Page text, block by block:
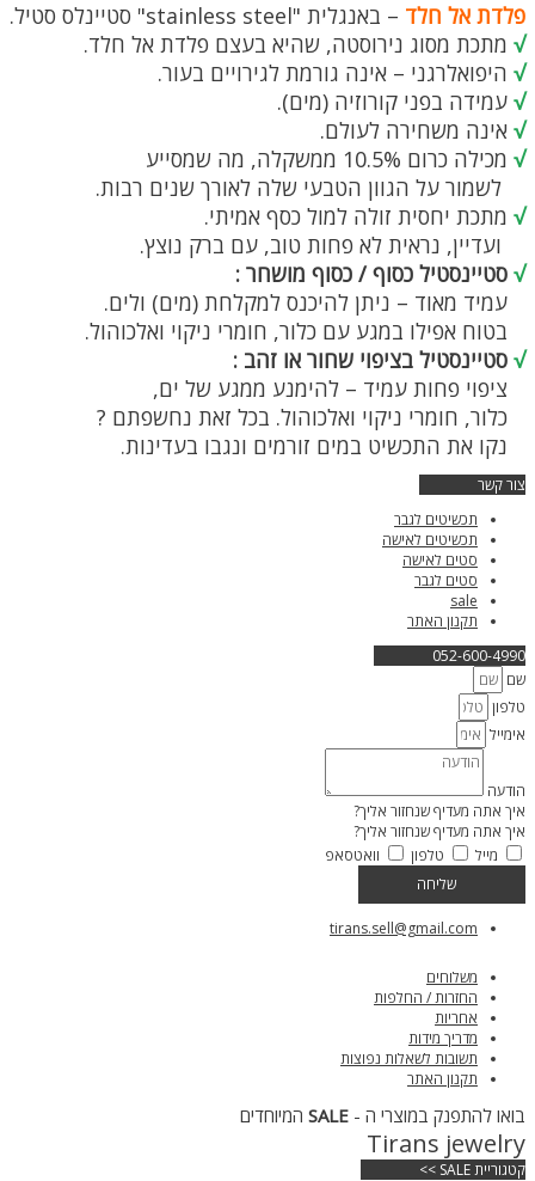
פלדת אל חלד – באנגלית "stainless steel" סטיינלס סטיל.
√ מתכת מסוג נירוסטה, שהיא בעצם פלדת אל חלד.
√ היפואלרגני – אינה גורמת לגירויים בעור.
√ עמידה בפני קורוזיה (מים).
√ אינה משחירה לעולם.
√ מכילה כרום 10.5% ממשקלה, מה שמסייע
לשמור על הגוון הטבעי שלה לאורך שנים רבות.
√ מתכת יחסית זולה למול כסף אמיתי.
ועדיין, נראית לא פחות טוב, עם ברק נוצץ.
√ סטיינסטיל כסוף / כסוף מושחר :
עמיד מאוד – ניתן להיכנס למקלחת (מים) ולים.
בטוח אפילו במגע עם כלור, חומרי ניקוי ואלכוהול.
√ סטיינסטיל בציפוי שחור או זהב :
ציפוי פחות עמיד – להימנע ממגע של ים,
כלור, חומרי ניקוי ואלכוהול. בכל זאת נחשפתם ?
נקו את התכשיט במים זורמים ונגבו בעדינות.
צור קשר
תכשיטים לגבר
תכשיטים לאישה
סטים לאישה
סטים לגבר
sale
תקנון האתר
052-600-4990
שם
טלפון
אימייל
הודעה
איך אתה מעדיף שנחזור אליך?
איך אתה מעדיף שנחזור אליך?
מייל
טלפון
וואטסאפ
שליחה
tirans.sell@gmail.com
משלוחים
החזרות / החלפות
אחריות
מדריך מידות
תשובות לשאלות נפוצות
תקנון האתר
בואו להתפנק במוצרי ה - SALE המיוחדים
Tirans jewelry
קטגוריית SALE >>